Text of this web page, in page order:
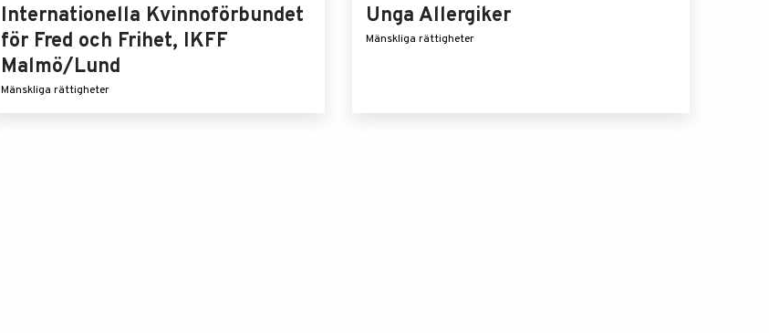
Internationella Kvinnoförbundet
för Fred och Frihet, IKFF
Malmö/Lund
Mänskliga rättigheter
Unga Allergiker
Mänskliga rättigheter